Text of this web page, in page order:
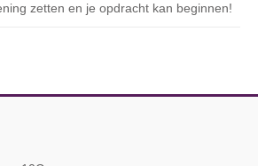
zetten en je opdracht kan beginnen!